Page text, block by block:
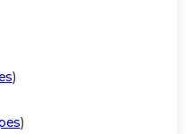
)
)